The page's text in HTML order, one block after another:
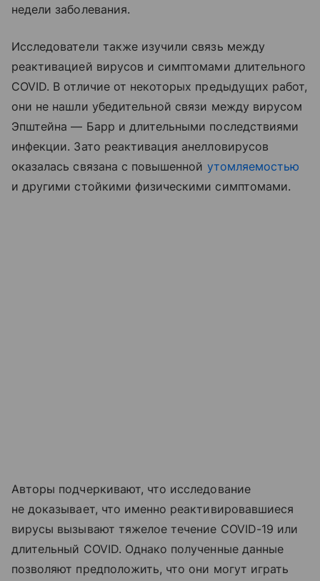
недели заболевания.
Исследователи также изучили связь между
реактивацией вирусов и симптомами длительного
COVID. В отличие от некоторых предыдущих работ,
они не нашли убедительной связи между вирусом
Эпштейна — Барр и длительными последствиями
инфекции. Зато реактивация анелловирусов
оказалась связана с повышенной утомляемостью
и другими стойкими физическими симптомами.
Авторы подчеркивают, что исследование
не доказывает, что именно реактивировавшиеся
вирусы вызывают тяжелое течение COVID-19 или
длительный COVID. Однако полученные данные
позволяют предположить, что они могут играть